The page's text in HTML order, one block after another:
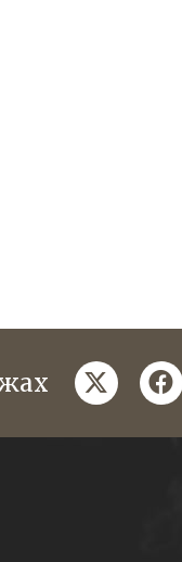
twitter